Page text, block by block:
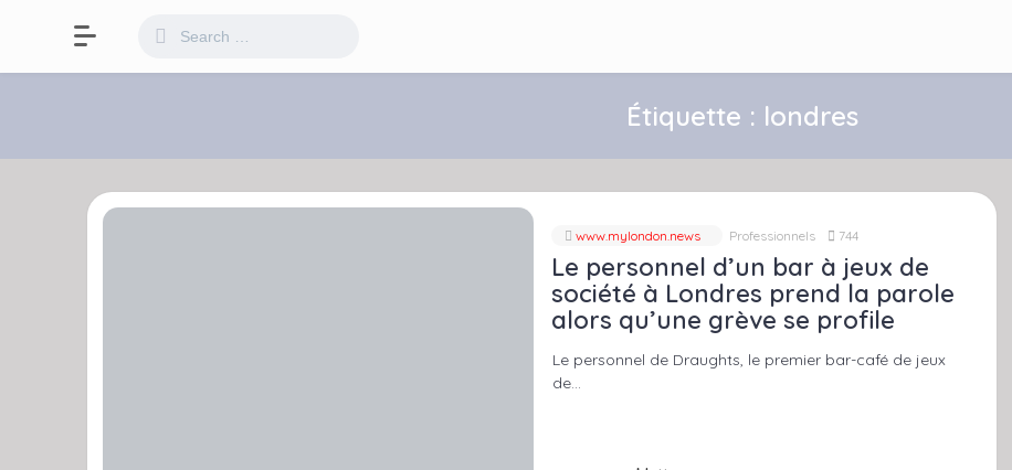
Étiquette : londres
www.mylondon.news Professionnels 744
Le personnel d’un bar à jeux de
société à Londres prend la parole
alors qu’une grève se profile
Le personnel de Draughts, le premier bar-café de jeux
de…